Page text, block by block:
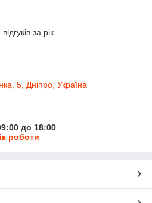
за рік
5, Дніпро, Україна
до 18:00
роботи